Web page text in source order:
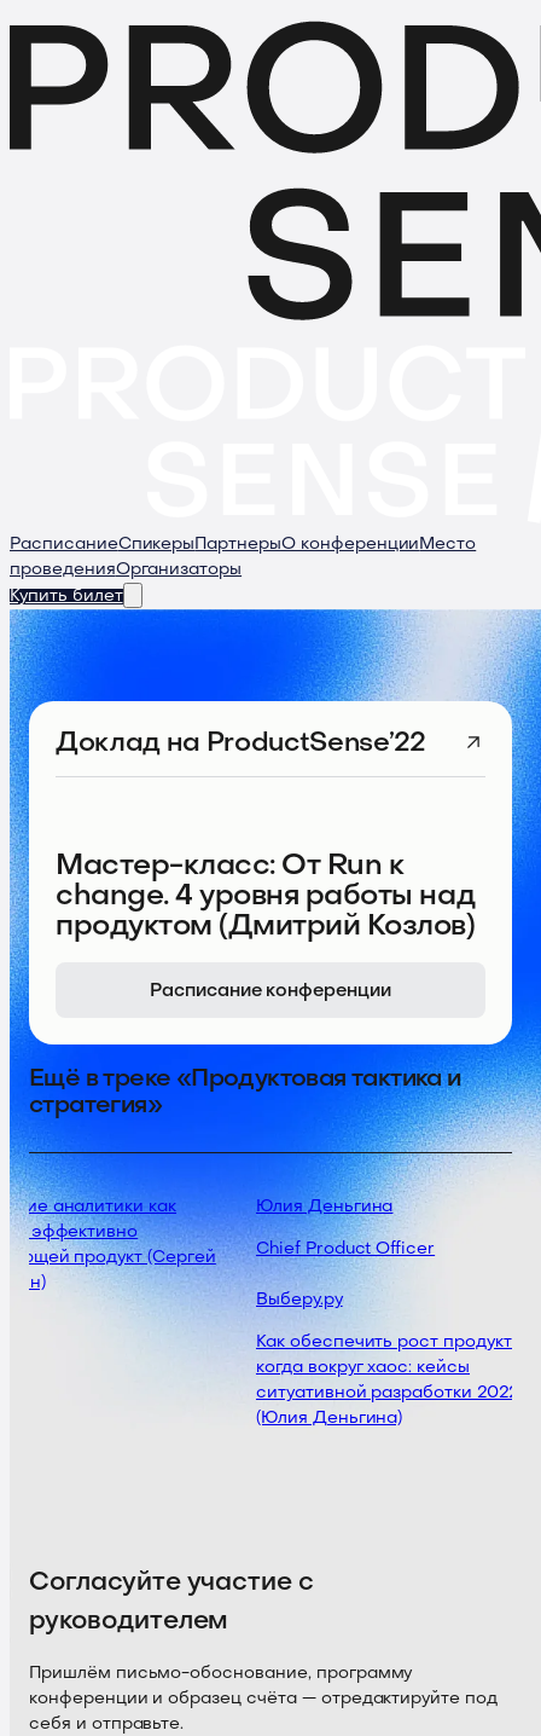
РасписаниеСпикеры ПартнерыО конференции Место
проведенияОрганизаторы
Купить билет
Доклад на ProductSense’22
Мастер-класс: От Run к
change. 4 уровня работы над
продуктом (Дмитрий Козлов)
Расписание конференции
Ещё в треке «Продуктовая тактика и
стратегия»
аналитики как
эффективно
продукт (Сергей
Юлия Деньгина
Chief Product Officer
Выберу.ру
Как обеспечить рост продукта,
когда вокруг хаос: кейсы
ситуативной разработки 2022
(Юлия Деньгина)
Согласуйте участие с
руководителем
Пришлём письмо-обоснование, программу
конференции и образец счёта — отредактируйте под
себя и отправьте.